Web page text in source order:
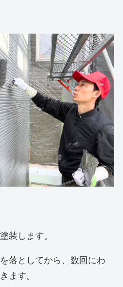
装します。
落としてから、数回にわ
ます。